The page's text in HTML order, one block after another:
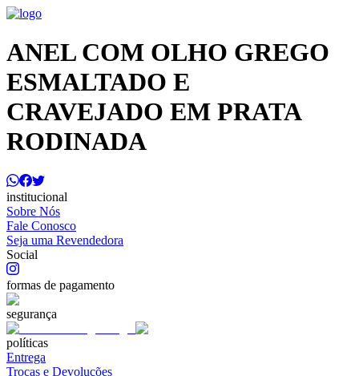
ANEL COM OLHO GREGO
ESMALTADO E
CRAVEJADO EM PRATA
RODINADA
institucional
Sobre Nós
Fale Conosco
Seja uma Revendedora
Social
formas de pagamento
segurança
políticas
Entrega
Trocas e Devoluções